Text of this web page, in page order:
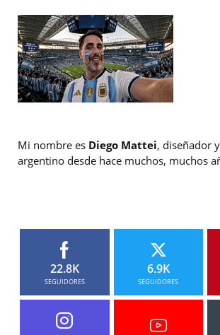
Mi nombre es Diego Mattei, diseñador
argentino desde hace muchos, muchos
22.8K
SEGUIDORES
6.9K
SEGUIDORES